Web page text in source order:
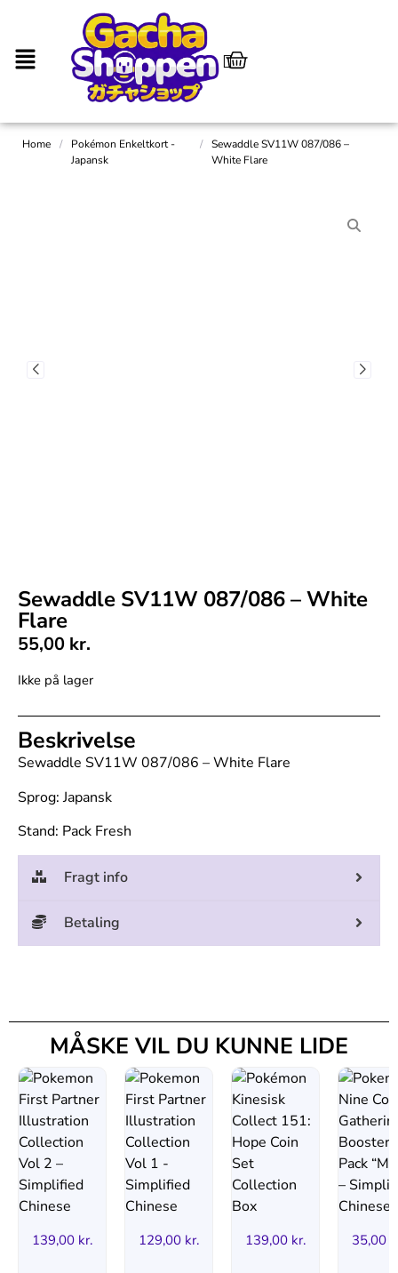
Home /
Pokémon Enkeltkort -
Japansk
/
Sewaddle SV11W 087/086 –
White Flare
Sewaddle SV11W 087/086 – White
Flare
55,00 kr.
Ikke på lager
Beskrivelse
Sewaddle SV11W 087/086 – White Flare
Sprog: Japansk
Stand: Pack Fresh
Fragt info
Betaling
MÅSKE VIL DU KUNNE LIDE
139,00 kr. 129,00 kr. 139,00 kr. 35,00